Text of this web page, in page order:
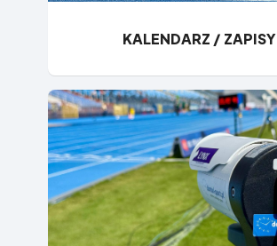
KALENDARZ / ZAPISY